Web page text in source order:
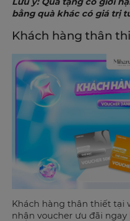
bằng quà khác có giá trị
Khách hàng thân
Khách hàng thân thiết tại
nhận voucher ưu đãi